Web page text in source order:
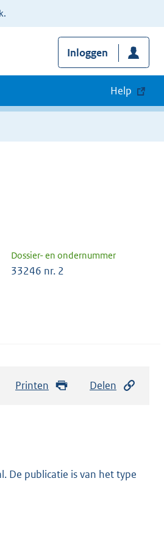
Inloggen
Help
Dossier- en ondernummer
33246 nr. 2
Printen Delen
De publicatie is van het type